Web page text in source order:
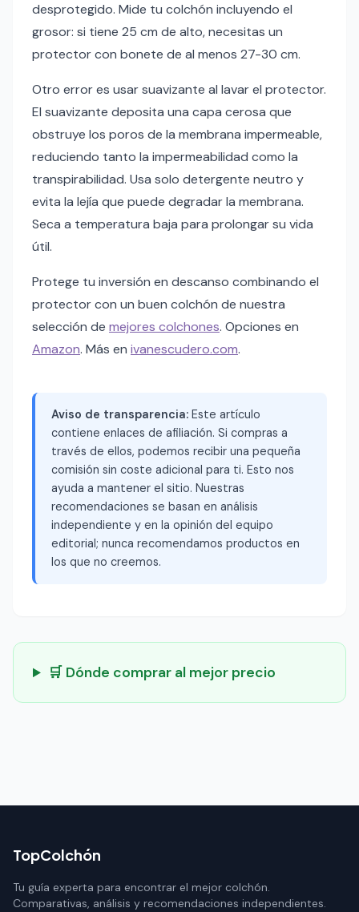
desprotegido. Mide tu colchón incluyendo el
grosor: si tiene 25 cm de alto, necesitas un
protector con bonete de al menos 27-30 cm.
Otro error es usar suavizante al lavar el protector.
El suavizante deposita una capa cerosa que
obstruye los poros de la membrana impermeable,
reduciendo tanto la impermeabilidad como la
transpirabilidad. Usa solo detergente neutro y
evita la lejía que puede degradar la membrana.
Seca a temperatura baja para prolongar su vida
útil.
Protege tu inversión en descanso combinando el
protector con un buen colchón de nuestra
selección de mejores colchones. Opciones en
Amazon. Más en ivanescudero.com.
Aviso de transparencia: Este artículo
contiene enlaces de afiliación. Si compras a
través de ellos, podemos recibir una pequeña
comisión sin coste adicional para ti. Esto nos
ayuda a mantener el sitio. Nuestras
recomendaciones se basan en análisis
independiente y en la opinión del equipo
editorial; nunca recomendamos productos en
los que no creemos.
🛒 Dónde comprar al mejor precio
TopColchón
Tu guía experta para encontrar el mejor colchón.
Comparativas, análisis y recomendaciones independientes.